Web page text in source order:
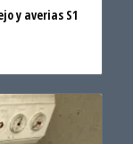
y averias S1